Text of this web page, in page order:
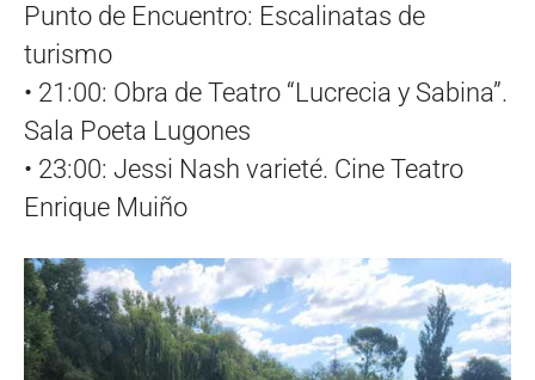
Punto de Encuentro: Escalinatas de
turismo
• 21:00: Obra de Teatro “Lucrecia y Sabina”.
Sala Poeta Lugones
• 23:00: Jessi Nash varieté. Cine Teatro
Enrique Muiño